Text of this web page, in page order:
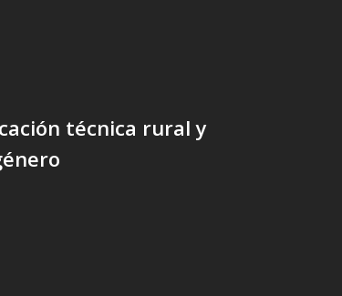
técnica rural y